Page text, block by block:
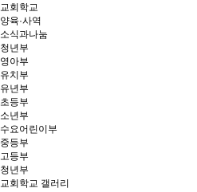
교회학교
양육·사역
소식과나눔
청년부
영아부
유치부
유년부
초등부
소년부
수요어린이부
중등부
고등부
청년부
교회학교 갤러리